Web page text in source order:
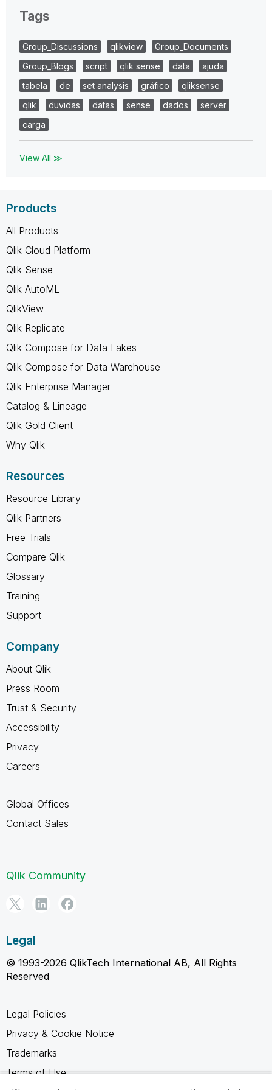
Tags
Group_Discussions qlikview
Group_Documents
Group_Blogs
script qlik sense data
ajuda
tabela
de set analysis gráfico
qliksense
qlik
duvidas datas sense dados
server
carga
View All ≫
Products
All Products
Qlik Cloud Platform
Qlik Sense
Qlik AutoML
QlikView
Qlik Replicate
Qlik Compose for Data Lakes
Qlik Compose for Data Warehouse
Qlik Enterprise Manager
Catalog & Lineage
Qlik Gold Client
Why Qlik
Resources
Resource Library
Qlik Partners
Free Trials
Compare Qlik
Glossary
Training
Support
Company
About Qlik
Press Room
Trust & Security
Accessibility
Privacy
Careers
Global Offices
Contact Sales
Qlik Community
Legal
© 1993-2026 QlikTech International AB, All Rights
Reserved
Legal Policies
Privacy & Cookie Notice
Trademarks
Terms of Use